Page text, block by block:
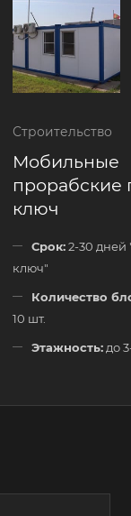
Строительство
Мобильные
прорабские
ключ
Срок:2-30 дней
ключ"
Количество
10 шт.
Этажность: до